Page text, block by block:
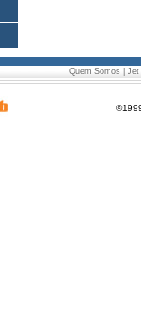
Quem Somos Jet